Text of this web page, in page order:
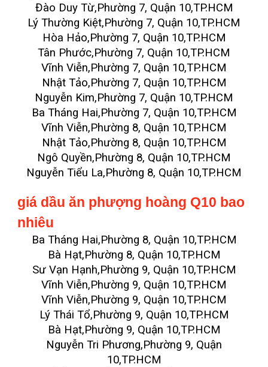
Đào Duy Từ,Phường 7, Quận 10,TP.HCM
Lý Thường Kiệt,Phường 7, Quận 10,TP.HCM
Hòa Hảo,Phường 7, Quận 10,TP.HCM
Tân Phước,Phường 7, Quận 10,TP.HCM
Vĩnh Viễn,Phường 7, Quận 10,TP.HCM
Nhật Tảo,Phường 7, Quận 10,TP.HCM
Nguyễn Kim,Phường 7, Quận 10,TP.HCM
Ba Tháng Hai,Phường 7, Quận 10,TP.HCM
Vĩnh Viễn,Phường 8, Quận 10,TP.HCM
Nhật Tảo,Phường 8, Quận 10,TP.HCM
Ngô Quyền,Phường 8, Quận 10,TP.HCM
Nguyễn Tiểu La,Phường 8, Quận 10,TP.HCM
giá dầu ăn phượng hoàng Q10 bao
nhiêu
Ba Tháng Hai,Phường 8, Quận 10,TP.HCM
Bà Hạt,Phường 8, Quận 10,TP.HCM
Sư Vạn Hạnh,Phường 9, Quận 10,TP.HCM
Vĩnh Viễn,Phường 9, Quận 10,TP.HCM
Vĩnh Viễn,Phường 9, Quận 10,TP.HCM
Lý Thái Tổ,Phường 9, Quận 10,TP.HCM
Bà Hạt,Phường 9, Quận 10,TP.HCM
Nguyễn Tri Phương,Phường 9, Quận
10,TP.HCM